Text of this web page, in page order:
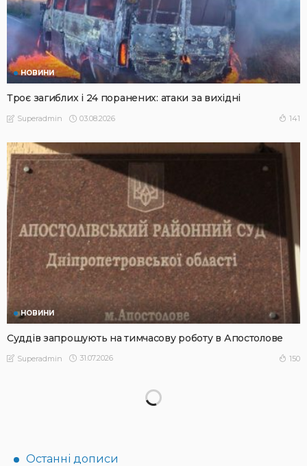
НОВИНИ
Троє загиблих і 24 поранених: атаки за вихідні
Superadmin 03.08.2026 141
НОВИНИ
Суддів запрошують на тимчасову роботу в Апостолове
Superadmin 31.07.2026 150